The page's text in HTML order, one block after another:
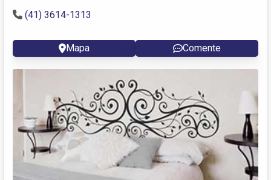
(41) 3614-1313
Mapa Comente